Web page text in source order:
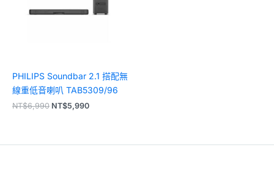
PHILIPS Soundbar 2.1 搭配無
線重低音喇叭 TAB5309/96
NT$6,990 NT$5,990